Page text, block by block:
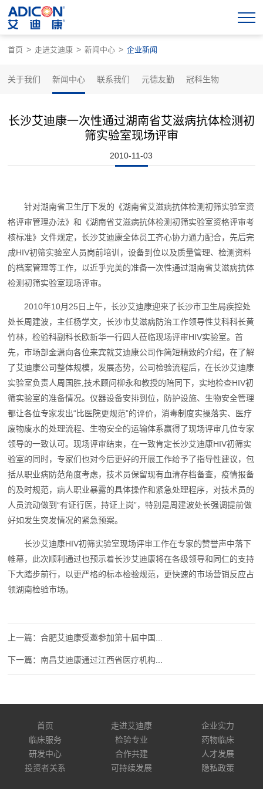
首页 > 走进艾迪康 > 新闻中心 > 企业新闻
关于我们 新闻中心 联系我们 元德友勤 冠科生物
长沙艾迪康一次性通过湖南省艾滋病抗体检测初
筛实验室现场评审
2010-11-03
针对湖南省卫生厅下发的《湖南省艾滋病抗体检测初筛实验室资
格评审管理办法》和《湖南省艾滋病抗体检测初筛实验室资格评审考
核标准》文件规定，长沙艾迪康全体员工齐心协力通力配合，先后完
成HIV初筛实验室人员岗前培训，设备到位以及质量管理、检测资料
的档案管理等工作，以近乎完美的准备一次性通过湖南省艾滋病抗体
检测初筛实验室现场评审。
2010年10月25日上午，长沙艾迪康迎来了长沙市卫生局疾控处
处长周建波，主任杨学文，长沙市艾滋病防治工作领导性艾科科长黄
竹林，检验科副科长欧新华一行四人莅临现场评审HIV实验室。首
先，市场部金潇向各位来宾就艾迪康公司作简短精致的介绍，在了解
了艾迪康公司整体规模，发展态势，公司检验流程后，在长沙艾迪康
实验室负责人周国胜,技术顾问柳永和教授的陪同下，实地检查HIV初
筛实验室的准备情况。仪器设备安排到位，防护设施、生物安全管理
都让各位专家发出“比医院更规范”的评价，消毒制度实操落实、医疗
废物废水的处理流程、生物安全的运输体系赢得了现场评审几位专家
领导的一致认可。现场评审结束，在一致肯定长沙艾迪康HIV初筛实
验室的同时，专家们也对今后更好的开展工作给予了指导性建议，包
括从职业病防范角度考虑，技术员保留现有血清存档备查，疫情报备
的及时规范，病人职业暴露的具体操作和紧急处理程序，对技术员的
人员流动做到“有证行医，持证上岗”，特别是周建波处长强调提前做
好如发生突发情况的紧急预案。
长沙艾迪康HIV初筛实验室现场评审工作在专家的赞誉声中落下
帷幕，此次顺利通过也预示着长沙艾迪康将在各级领导和同仁的支持
下大踏步前行，以更严格的标本检验规范，更快速的市场营销反应占
领湖南检验市场。
合肥艾迪康受邀参加第十届中国...
南昌艾迪康通过江西省医疗机构...
首页 走进艾迪康
企业实力
临床服务
检验专业
药物临床
研发中心
合作共建
人才发展
投资者关系
可持续发展 隐私政策